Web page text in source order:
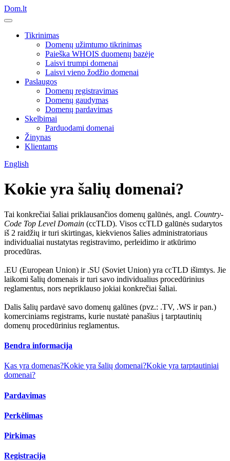
Dom.lt
Tikrinimas
Domenų užimtumo tikrinimas
Paieška WHOIS duomenų bazėje
Laisvi trumpi domenai
Laisvi vieno žodžio domenai
Paslaugos
Domenų registravimas
Domenų gaudymas
Domenų pardavimas
Skelbimai
Parduodami domenai
Žinynas
Klientams
English
Kokie yra šalių domenai?
Tai konkrečiai šaliai priklausančios domenų galūnės, angl. Country-
Code Top Level Domain (ccTLD). Visos ccTLD galūnės sudarytos
iš 2 raidžių ir turi skirtingas, kiekvienos šalies administratoriaus
individualiai nustatytas registravimo, perleidimo ir atkūrimo
procedūras.
.EU (European Union) ir .SU (Soviet Union) yra ccTLD išimtys. Jie
laikomi šalių domenais ir turi savo individualius procedūrinius
reglamentus, nors nepriklauso jokiai konkrečiai šaliai.
Dalis šalių pardavė savo domenų galūnes (pvz.: .TV, .WS ir pan.)
komerciniams registrams, kurie nustatė panašius į tarptautinių
domenų procedūrinius reglamentus.
Bendra informacija
Kas yra domenas?Kokie yra šalių domenai?Kokie yra tarptautiniai
domenai?
Pardavimas
Perkėlimas
Pirkimas
Registracija